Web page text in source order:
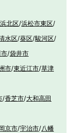
北区/浜松市東区/
水区/葵区/駿河区/
/袋井市
市/東近江市/草津
/香芝市/大和高田
京市/宇治市/八幡